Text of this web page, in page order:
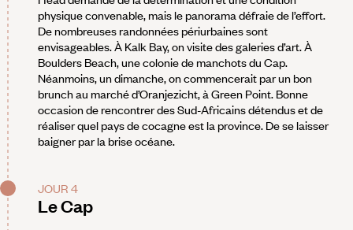
physique convenable, mais le panorama défraie de l’effort.
De nombreuses randonnées périurbaines sont
envisageables. À Kalk Bay, on visite des galeries d’art. À
Boulders Beach, une colonie de manchots du Cap.
Néanmoins, un dimanche, on commencerait par un bon
brunch au marché d’Oranjezicht, à Green Point. Bonne
occasion de rencontrer des Sud-Africains détendus et de
réaliser quel pays de cocagne est la province. De se laisser
baigner par la brise océane.
JOUR 4
Le Cap